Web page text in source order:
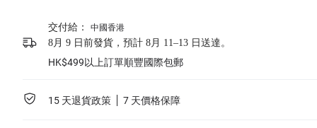
交付給： 中國香港
8月 9 日前發貨，預計 8月 11–13 日送達。
HK$499以上訂單順豐國際包郵
15 天退貨政策 7 天價格保障